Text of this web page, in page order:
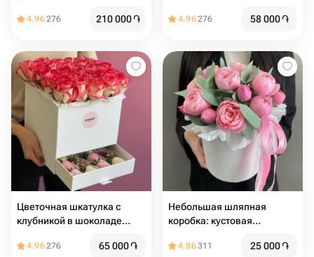
4.96276 210 000֏ 4.96276 58 000֏
Цветочная шкатулка с
клубникой в шоколаде
4.96276 65 000֏
Небольшая шляпная
коробка: кустовая
Пинк с эвкалиптом
4.86311 25 000֏